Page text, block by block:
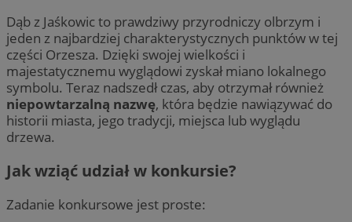
Dąb z Jaśkowic to prawdziwy przyrodniczy olbrzym i
jeden z najbardziej charakterystycznych punktów w tej
części Orzesza. Dzięki swojej wielkości i
majestatycznemu wyglądowi zyskał miano lokalnego
symbolu. Teraz nadszedł czas, aby otrzymał również
niepowtarzalną nazwę, która będzie nawiązywać do
historii miasta, jego tradycji, miejsca lub wyglądu
drzewa.
Jak wziąć udział w konkursie?
Zadanie konkursowe jest proste: